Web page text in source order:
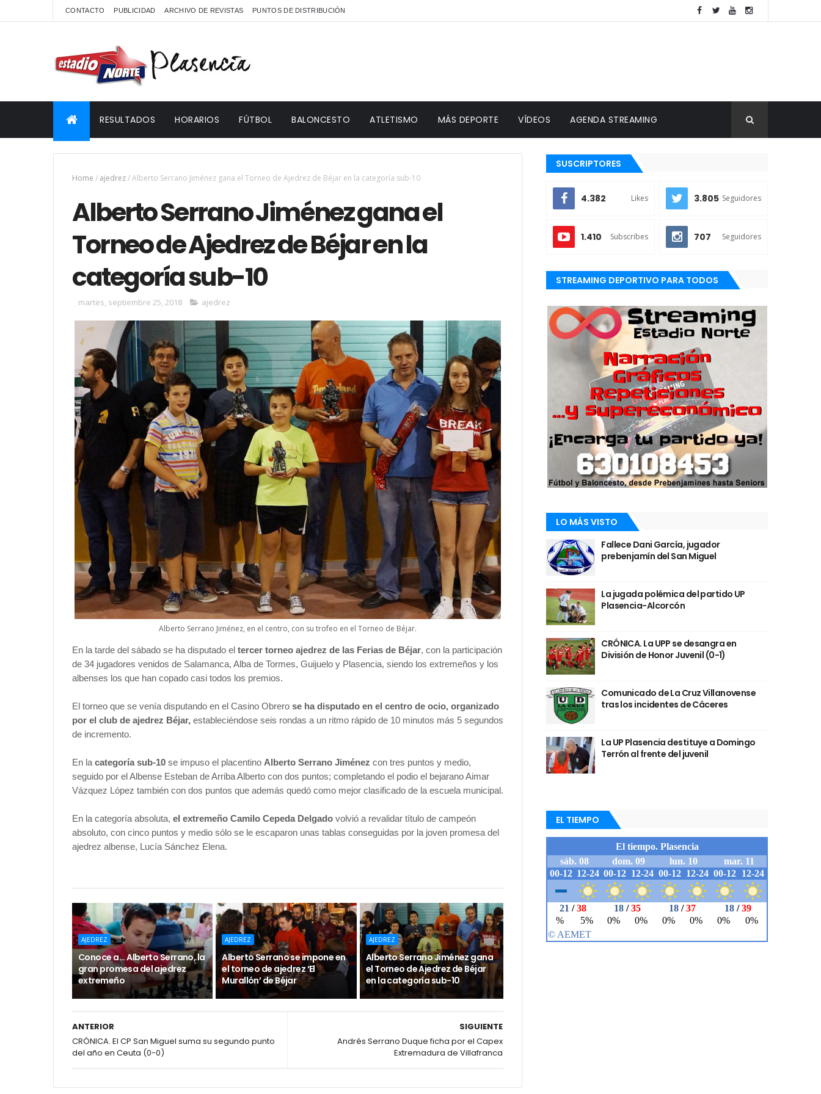
CONTACTO PUBLICIDAD ARCHIVO DE REVISTAS PUNTOS DE DISTRIBUCIÓN
RESULTADOS HORARIOS FÚTBOL BALONCESTO ATLETISMO MÁS DEPORTE VÍDEOS AGENDA STREAMING
Home / ajedrez/Alberto Serrano Jiménez gana el Torneo de Ajedrez de Béjar en la categoría sub-10
Alberto Serrano Jiménez gana el
Torneo de Ajedrez de Béjar en la
categoría sub-10
martes, septiembre 25, 2018 ajedrez
Alberto Serrano Jiménez, en el centro, con su trofeo en el Torneo de Béjar.
En la tarde del sábado se ha disputado el tercer torneo ajedrez de las Ferias de Béjar, con la participación
de 34 jugadores venidos de Salamanca, Alba de Tormes, Guijuelo y Plasencia, siendo los extremeños y los
albenses los que han copado casi todos los premios.
El torneo que se venía disputando en el Casino Obrero se ha disputado en el centro de ocio, organizado
por el club de ajedrez Béjar, estableciéndose seis rondas a un ritmo rápido de 10 minutos más 5 segundos
de incremento.
En la categoría sub-10 se impuso el placentino Alberto Serrano Jiménez con tres puntos y medio,
seguido por el Albense Esteban de Arriba Alberto con dos puntos; completando el podio el bejarano Aimar
Vázquez López también con dos puntos que además quedó como mejor clasificado de la escuela municipal.
En la categoría absoluta, el extremeño Camilo Cepeda Delgado volvió a revalidar título de campeón
absoluto, con cinco puntos y medio sólo se le escaparon unas tablas conseguidas por la joven promesa del
ajedrez albense, Lucía Sánchez Elena.
AJEDREZ
Conoce a... Alberto Serrano, la
gran promesa del ajedrez
extremeño
AJEDREZ
Alberto Serrano se impone en
el torneo de ajedrez ‘El
Murallón’ de Béjar
AJEDREZ
Alberto Serrano Jiménez gana
el Torneo de Ajedrez de Béjar
en la categoría sub-10
SIGUIENTE
Andrés Serrano Duque ficha por el Capex
Extremadura de Villafranca
ANTERIOR
CRÓNICA. El CP San Miguel suma su segundo punto
del año en Ceuta (0-0)
SUSCRIPTORES
4.382 Likes 3.805 Seguidores
1.410 Subscribes 707 Seguidores
STREAMING DEPORTIVO PARA TODOS
LO MÁS VISTO
Fallece Dani García, jugador
prebenjamín del San Miguel
La jugada polémica del partido UP
Plasencia-Alcorcón
CRÓNICA. La UPP se desangra en
División de Honor Juvenil (0-1)
Comunicado de La Cruz Villanovense
tras los incidentes de Cáceres
La UP Plasencia destituye a Domingo
Terrón al frente del juvenil
EL TIEMPO